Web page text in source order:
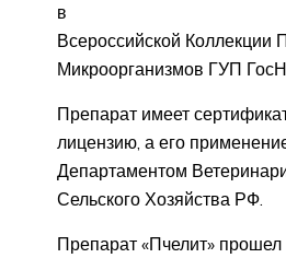
в
Всероссийской
Микроорганизмов ГУП
Препарат имеет
лицензию, а его
Департаментом
Сельского Хозяйства РФ.
Препарат «Пчелит» прошел